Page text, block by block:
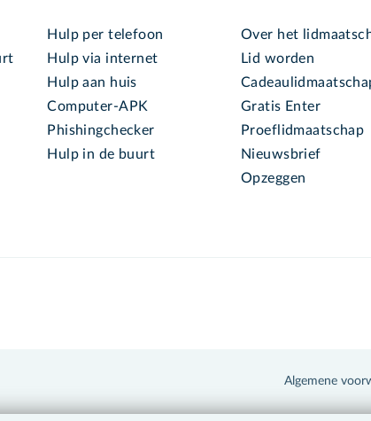
Hulp per telefoon
Hulp via internet
Hulp aan huis
Computer-APK
Phishingchecker
Hulp in de buurt
Over het
Lid worden
Gratis Enter
Proeflidmaatschap
Nieuwsbrief
Opzeggen
Algemene